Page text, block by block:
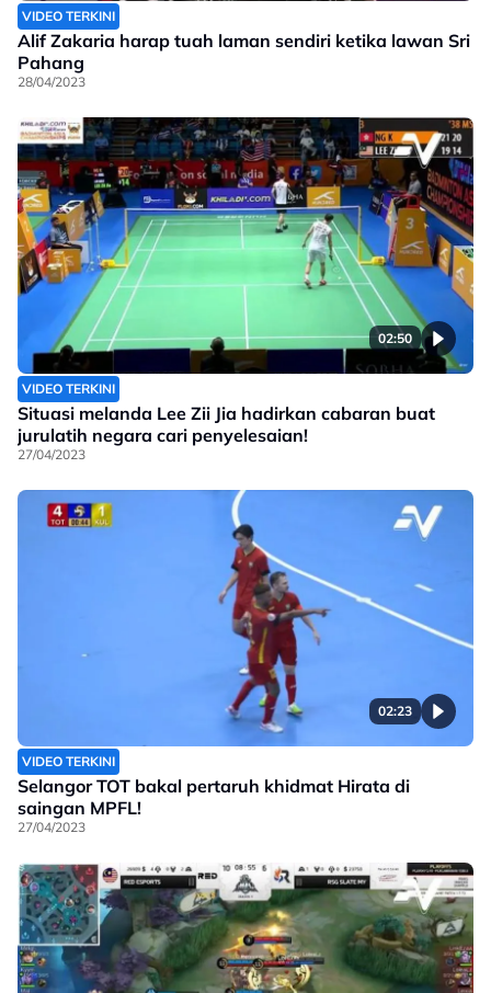
VIDEO TERKINI
Alif Zakaria harap tuah laman sendiri ketika lawan Sri
Pahang
28/04/2023
02:50
VIDEO TERKINI
Situasi melanda Lee Zii Jia hadirkan cabaran buat
jurulatih negara cari penyelesaian!
27/04/2023
02:23
VIDEO TERKINI
Selangor TOT bakal pertaruh khidmat Hirata di
saingan MPFL!
27/04/2023